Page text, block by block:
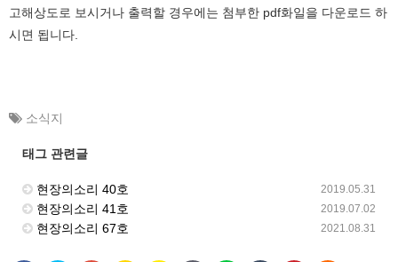
고해상도로 보시거나 출력할 경우에는 첨부한 pdf화일을 다운로드 하
시면 됩니다.
소식지
태그 관련글
2019.05.31
현장의소리 40호
2019.07.02
현장의소리 41호
2021.08.31
현장의소리 67호